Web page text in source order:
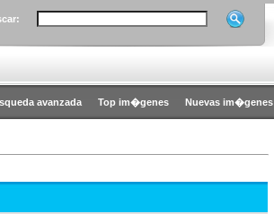
avanzada Top im�genes Nuevas im�genes